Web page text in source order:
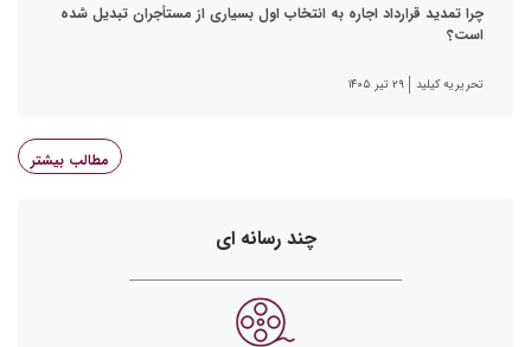
چرا تمدید قرارداد اجاره به انتخاب اول بسیاری از مستأجران تبدیل شده
است؟
تحریریه کیلید ۲۹ تیر ۱۴۰۵
مطالب بیشتر
چند رسانه ای